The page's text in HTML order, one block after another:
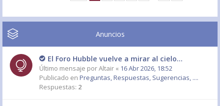
Anuncios
El Foro Hubble vuelve a mirar al cielo...
Último mensaje porAltair « 16 Abr 2026, 18:52
Publicado en Preguntas, Respuestas, Sugerencias, ....
Respuestas: 2